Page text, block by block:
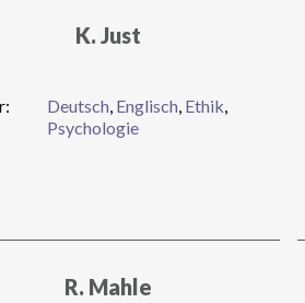
K. Just
Deutsch, Englisch, Ethik,
Psychologie
R. Mahle